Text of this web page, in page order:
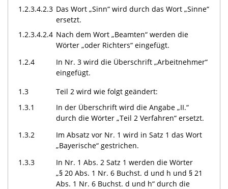
1.2.3.4.2.3 Das Wort „Sinn“ wird durch das Wort „Sinne“
ersetzt.
1.2.3.4.2.4 Nach dem Wort „Beamten“ werden die
Wörter „oder Richters“ eingefügt.
1.2.4
In Nr. 3 wird die Überschrift „Arbeitnehmer“
eingefügt.
1.3
Teil 2 wird wie folgt geändert:
1.3.1
In der Überschrift wird die Angabe „II.“
durch die Wörter „Teil 2 Verfahren“ ersetzt.
1.3.2
Im Absatz vor Nr. 1 wird in Satz 1 das Wort
„Bayerische“ gestrichen.
1.3.3
In Nr. 1 Abs. 2 Satz 1 werden die Wörter
„§ 20 Abs. 1 Nr. 6 Buchst. d und h und § 21
Abs. 1 Nr. 6 Buchst. d und h“ durch die